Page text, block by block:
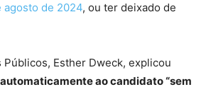
agosto de 2024, ou ter deixado de
Públicos, Esther Dweck, explicou
ao candidato “sem